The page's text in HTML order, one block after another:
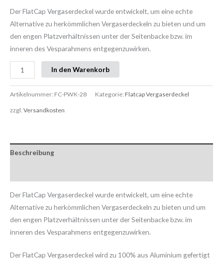
Der FlatCap Vergaserdeckel wurde entwickelt, um eine echte
Alternative zu herkömmlichen Vergaserdeckeln zu bieten und um
den engen Platzverhältnissen unter der Seitenbacke bzw. im
inneren des Vesparahmens entgegenzuwirken.
In den Warenkorb
Artikelnummer: FC-PWK-28 Kategorie:Flatcap Vergaserdeckel
zzgl. Versandkosten
Beschreibung
Der FlatCap Vergaserdeckel wurde entwickelt, um eine echte
Alternative zu herkömmlichen Vergaserdeckeln zu bieten und um
den engen Platzverhältnissen unter der Seitenbacke bzw. im
inneren des Vesparahmens entgegenzuwirken.
Der FlatCap Vergaserdeckel wird zu 100% aus Aluminium gefertigt